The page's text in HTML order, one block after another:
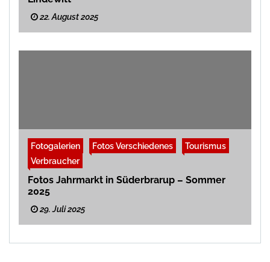
22. August 2025
Fotogalerien Fotos Verschiedenes
Tourismus
Verbraucher
Fotos Jahrmarkt in Süderbrarup – Sommer
2025
29. Juli 2025